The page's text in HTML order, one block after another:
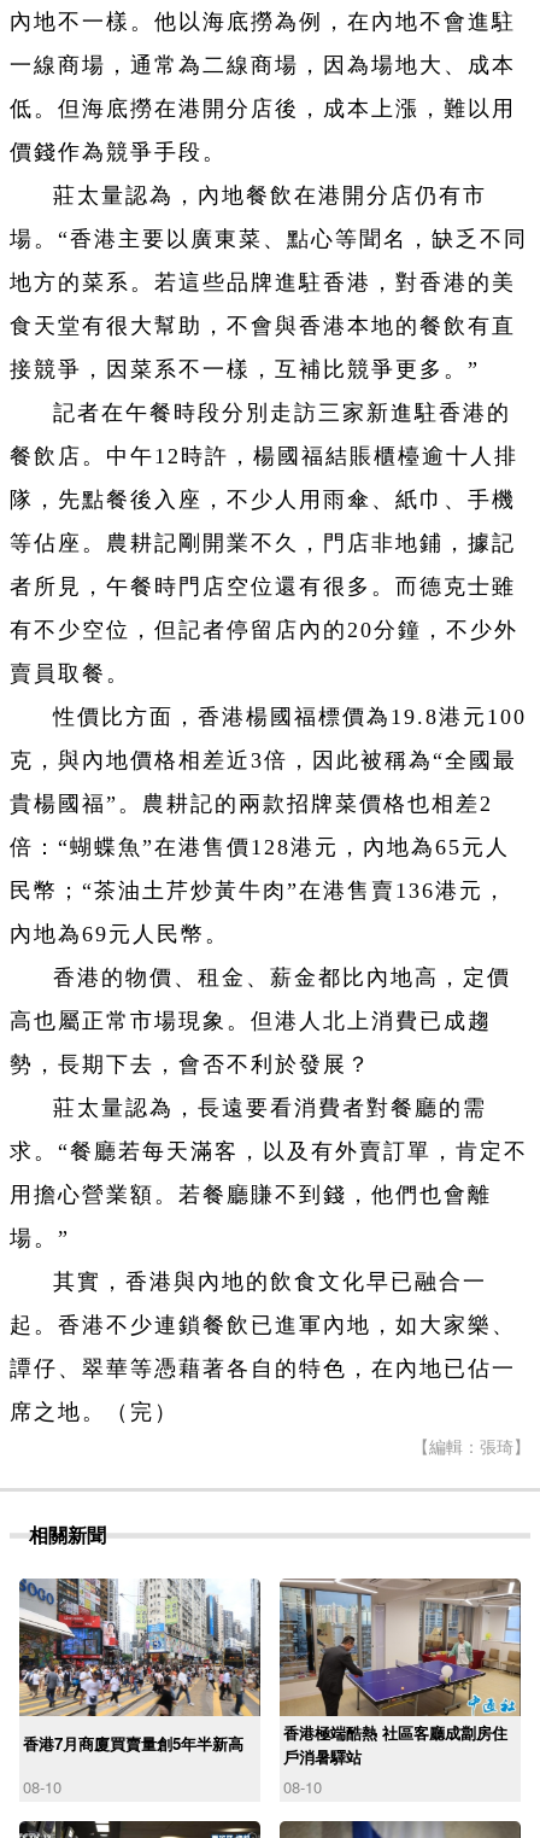
內地不一樣。他以海底撈為例，在內地不會進駐
一線商場，通常為二線商場，因為場地大、成本
低。但海底撈在港開分店後，成本上漲，難以用
價錢作為競爭手段。
莊太量認為，內地餐飲在港開分店仍有市
場。“香港主要以廣東菜、點心等聞名，缺乏不同
地方的菜系。若這些品牌進駐香港，對香港的美
食天堂有很大幫助，不會與香港本地的餐飲有直
接競爭，因菜系不一樣，互補比競爭更多。”
記者在午餐時段分別走訪三家新進駐香港的
餐飲店。中午12時許，楊國福結賬櫃檯逾十人排
隊，先點餐後入座，不少人用雨傘、紙巾、手機
等佔座。農耕記剛開業不久，門店非地鋪，據記
者所見，午餐時門店空位還有很多。而德克士雖
有不少空位，但記者停留店內的20分鐘，不少外
賣員取餐。
性價比方面，香港楊國福標價為19.8港元100
克，與內地價格相差近3倍，因此被稱為“全國最
貴楊國福”。農耕記的兩款招牌菜價格也相差2
倍：“蝴蝶魚”在港售價128港元，內地為65元人
民幣；“茶油土芹炒黃牛肉”在港售賣136港元，
內地為69元人民幣。
香港的物價、租金、薪金都比內地高，定價
高也屬正常市場現象。但港人北上消費已成趨
勢，長期下去，會否不利於發展？
莊太量認為，長遠要看消費者對餐廳的需
求。“餐廳若每天滿客，以及有外賣訂單，肯定不
用擔心營業額。若餐廳賺不到錢，他們也會離
場。”
其實，香港與內地的飲食文化早已融合一
起。香港不少連鎖餐飲已進軍內地，如大家樂、
譚仔、翠華等憑藉著各自的特色，在內地已佔一
席之地。（完）
【編輯：張琦】
相關新聞
香港7月商廈買賣量創5年半新高
08-10
香港極端酷熱 社區客廳成劏房住
戶消暑驛站
08-10